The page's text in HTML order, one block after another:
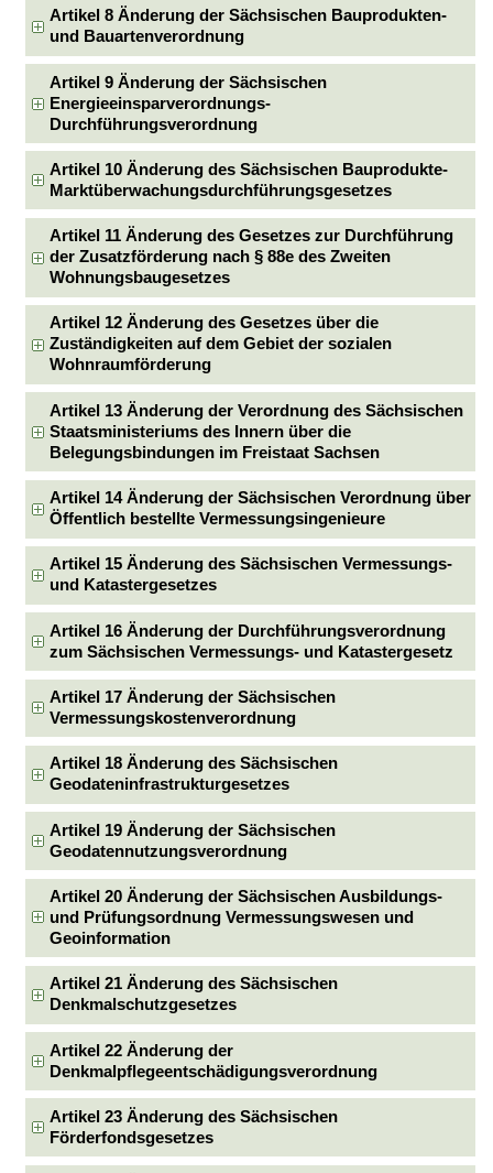
Artikel 8 Änderung der Sächsischen Bauprodukten-
und Bauartenverordnung
Artikel 9 Änderung der Sächsischen
Energieeinsparverordnungs-
Durchführungsverordnung
Artikel 10 Änderung des Sächsischen Bauprodukte-
Marktüberwachungsdurchführungsgesetzes
Artikel 11 Änderung des Gesetzes zur Durchführung
der Zusatzförderung nach § 88e des Zweiten
Wohnungsbaugesetzes
Artikel 12 Änderung des Gesetzes über die
Zuständigkeiten auf dem Gebiet der sozialen
Wohnraumförderung
Artikel 13 Änderung der Verordnung des Sächsischen
Staatsministeriums des Innern über die
Belegungsbindungen im Freistaat Sachsen
Artikel 14 Änderung der Sächsischen Verordnung über
Öffentlich bestellte Vermessungsingenieure
Artikel 15 Änderung des Sächsischen Vermessungs-
und Katastergesetzes
Artikel 16 Änderung der Durchführungsverordnung
zum Sächsischen Vermessungs- und Katastergesetz
Artikel 17 Änderung der Sächsischen
Vermessungskostenverordnung
Artikel 18 Änderung des Sächsischen
Geodateninfrastrukturgesetzes
Artikel 19 Änderung der Sächsischen
Geodatennutzungsverordnung
Artikel 20 Änderung der Sächsischen Ausbildungs-
und Prüfungsordnung Vermessungswesen und
Geoinformation
Artikel 21 Änderung des Sächsischen
Denkmalschutzgesetzes
Artikel 22 Änderung der
Denkmalpflegeentschädigungsverordnung
Artikel 23 Änderung des Sächsischen
Förderfondsgesetzes